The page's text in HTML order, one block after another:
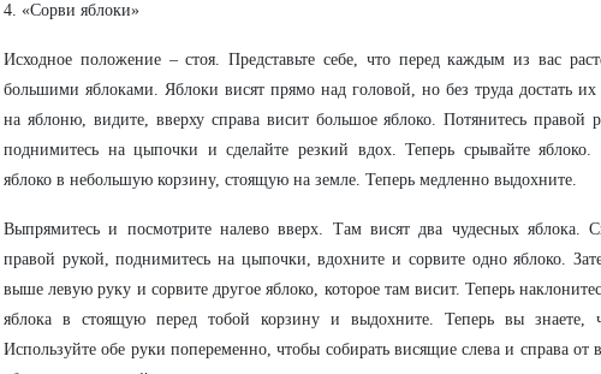
4. «Сорви яблоки»
Исходное положение – стоя. Представьте себе, что перед каждым из вас
большими яблоками. Яблоки висят прямо над головой, но без труда достать их
на яблоню, видите, вверху справа висит большое яблоко. Потянитесь
поднимитесь на цыпочки и сделайте резкий вдох. Теперь срывайте
яблоко в небольшую корзину, стоящую на земле. Теперь медленно выдохните.
Выпрямитесь и посмотрите налево вверх. Там висят два чудесных яблока.
правой рукой, поднимитесь на цыпочки, вдохните и сорвите одно яблоко.
выше левую руку и сорвите другое яблоко, которое там висит. Теперь
яблока в стоящую перед тобой корзину и выдохните. Теперь вы знаете,
Используйте обе руки попеременно, чтобы собирать висящие слева и справа от